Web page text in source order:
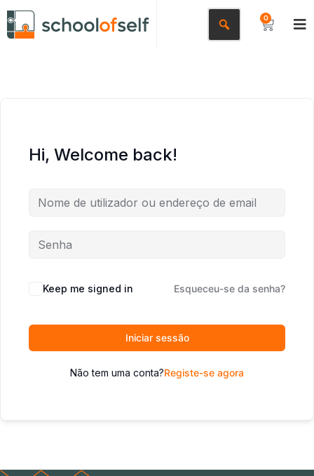
0
Hi, Welcome back!
Keep me signed in Esqueceu-se da senha?
Iniciar sessão
Não tem uma conta?Registe-se agora